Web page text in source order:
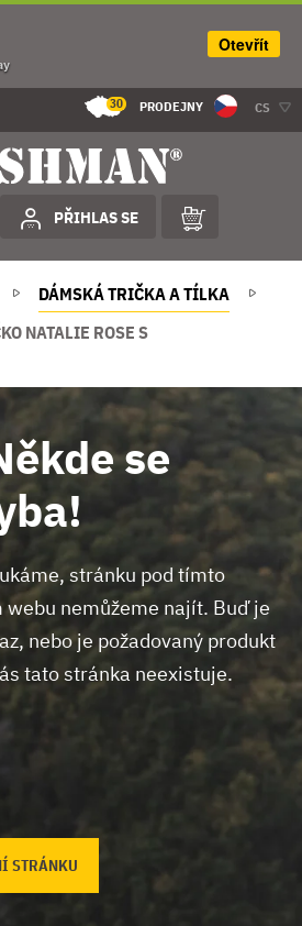
30 PRODEJNY CS
PŘIHLAS SE
DÁMSKÁ TRIČKA A TÍLKA
NATALIE ROSE S
se
stránku pod tímto
webu nemůžeme najít. Buď je
nebo je požadovaný produkt
tato stránka neexistuje.
STRÁNKU
Otevřít